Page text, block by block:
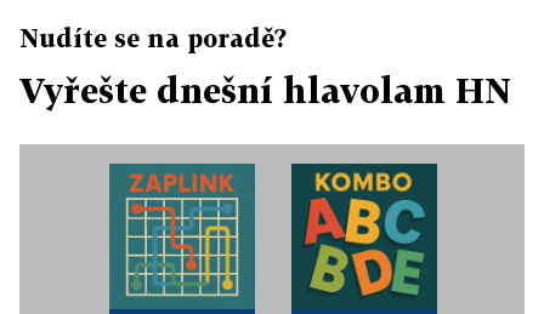
Nudíte se na poradě?
Vyřešte dnešní hlavolam HN